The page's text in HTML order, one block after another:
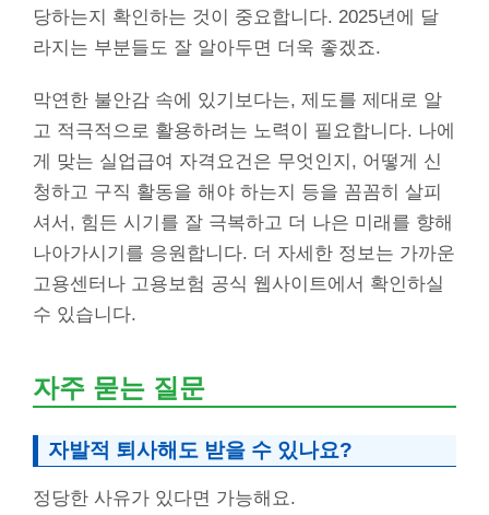
당하는지 확인하는 것이 중요합니다. 2025년에 달
라지는 부분들도 잘 알아두면 더욱 좋겠죠.
막연한 불안감 속에 있기보다는, 제도를 제대로 알
고 적극적으로 활용하려는 노력이 필요합니다. 나에
게 맞는 실업급여 자격요건은 무엇인지, 어떻게 신
청하고 구직 활동을 해야 하는지 등을 꼼꼼히 살피
셔서, 힘든 시기를 잘 극복하고 더 나은 미래를 향해
나아가시기를 응원합니다. 더 자세한 정보는 가까운
고용센터나 고용보험 공식 웹사이트에서 확인하실
수 있습니다.
자주 묻는 질문
자발적 퇴사해도 받을 수 있나요?
정당한 사유가 있다면 가능해요.